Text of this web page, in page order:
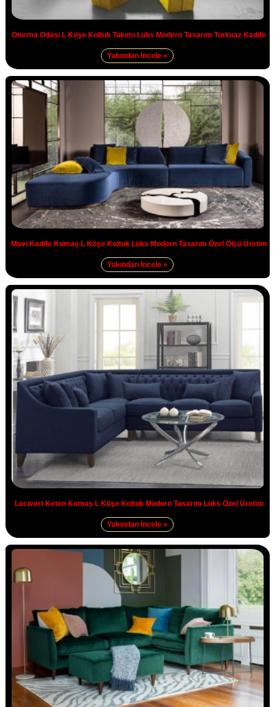
Oturma Odası L Köşe Koltuk Takımı Lüks Modern Tasarım Turkuaz Kadife
Yakından İncele »
Mavi Kadife Kumaş L Köşe Koltuk Lüks Modern Tasarım Özel Ölçü Üretim
Yakından İncele »
Lacivert Keten Kumaş L Köşe Koltuk Modern Tasarım Lüks Özel Üretim
Yakından İncele »